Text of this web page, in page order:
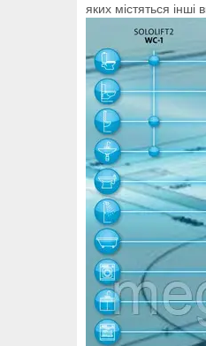
яких містяться